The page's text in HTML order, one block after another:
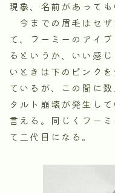
現象、名前があっても
今までの眉毛はセザ
て、フーミーのアイ
るというか、いい感
いときは下のピンク
ているが、この間に
タルト崩壊が発生し
言える。同じくフー
て二代目になる。